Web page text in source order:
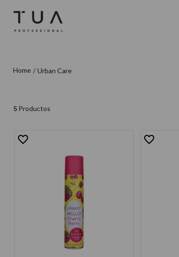
Urban Care
5 Productos